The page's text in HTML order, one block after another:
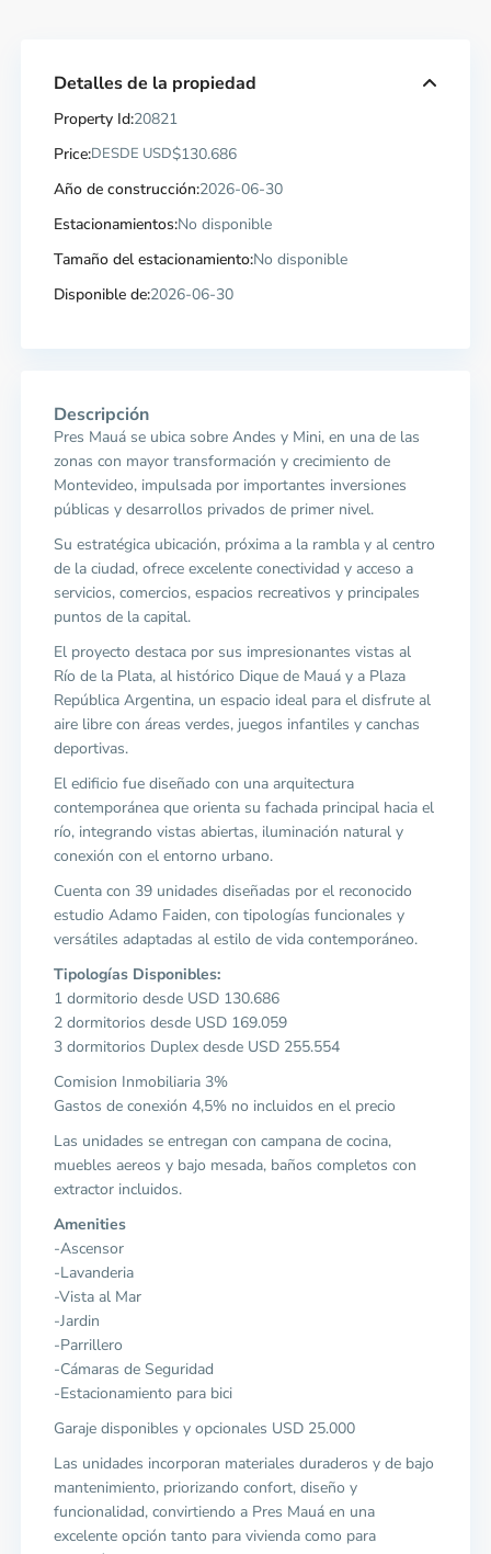
Detalles de la propiedad
Property Id:20821
Price:DESDE USD$130.686
Año de construcción:2026-06-30
Estacionamientos:No disponible
Tamaño del estacionamiento:No disponible
Disponible de:2026-06-30
Descripción
Pres Mauá se ubica sobre Andes y Mini, en una de las
zonas con mayor transformación y crecimiento de
Montevideo, impulsada por importantes inversiones
públicas y desarrollos privados de primer nivel.
Su estratégica ubicación, próxima a la rambla y al centro
de la ciudad, ofrece excelente conectividad y acceso a
servicios, comercios, espacios recreativos y principales
puntos de la capital.
El proyecto destaca por sus impresionantes vistas al
Río de la Plata, al histórico Dique de Mauá y a Plaza
República Argentina, un espacio ideal para el disfrute al
aire libre con áreas verdes, juegos infantiles y canchas
deportivas.
El edificio fue diseñado con una arquitectura
contemporánea que orienta su fachada principal hacia el
río, integrando vistas abiertas, iluminación natural y
conexión con el entorno urbano.
Cuenta con 39 unidades diseñadas por el reconocido
estudio Adamo Faiden, con tipologías funcionales y
versátiles adaptadas al estilo de vida contemporáneo.
Tipologías Disponibles:
1 dormitorio desde USD 130.686
2 dormitorios desde USD 169.059
3 dormitorios Duplex desde USD 255.554
Comision Inmobiliaria 3%
Gastos de conexión 4,5% no incluidos en el precio
Las unidades se entregan con campana de cocina,
muebles aereos y bajo mesada, baños completos con
extractor incluidos.
Amenities
-Ascensor
-Lavanderia
-Vista al Mar
-Jardin
-Parrillero
-Cámaras de Seguridad
-Estacionamiento para bici
Garaje disponibles y opcionales USD 25.000
Las unidades incorporan materiales duraderos y de bajo
mantenimiento, priorizando confort, diseño y
funcionalidad, convirtiendo a Pres Mauá en una
excelente opción tanto para vivienda como para